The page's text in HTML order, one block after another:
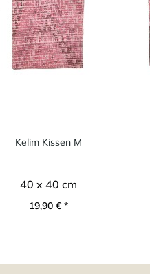
Kelim Kissen M
40 x 40 cm
19,90 € *